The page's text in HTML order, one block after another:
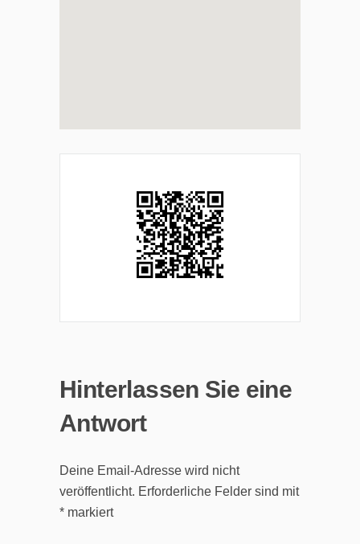
Hinterlassen Sie eine
Antwort
Deine Email-Adresse wird nicht
veröffentlicht. Erforderliche Felder sind mit
* markiert